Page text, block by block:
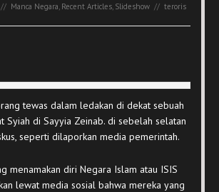
// Manca Negara Recent Articles Slideshow // teroris
tewas dalam ledakan di dekat sebuah
Syiah di Sayyia Zeinab. di sebelah selatan
seperti dilaporkan media pemerintah.
menamakan diri Negara Islam atau ISIS
lewat media sosial bahwa mereka yang